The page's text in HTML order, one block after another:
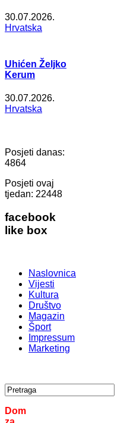
30.07.2026.
Hrvatska
Uhićen Željko
Kerum
30.07.2026.
Hrvatska
Posjeti danas:
4864
Posjeti ovaj
tjedan: 22448
facebook
like box
Naslovnica
Vijesti
Kultura
Društvo
Magazin
Šport
Impressum
Marketing
Dom